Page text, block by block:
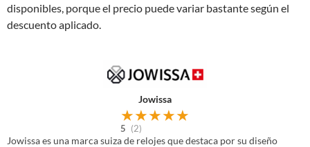
disponibles, porque el precio puede variar bastante según el
descuento aplicado.
Jowissa
★★★★★
5 (2)
Jowissa es una marca suiza de relojes que destaca por su diseño